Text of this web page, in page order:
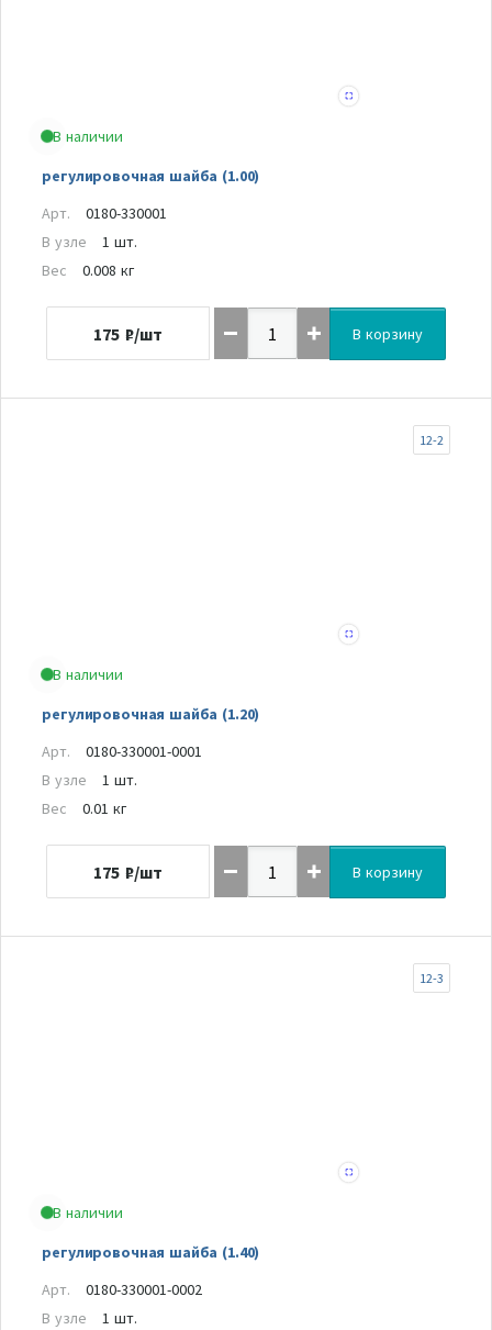
В наличии
регулировочная шайба (1.00)
Арт.
0180-330001
В узле
1 шт.
Вес
0.008 кг
175 ₽/шт В корзину
В наличии
регулировочная шайба (1.20)
12-2
Арт.
0180-330001-0001
В узле
1 шт.
Вес
0.01 кг
175 ₽/шт В корзину
В наличии
регулировочная шайба (1.40)
12-3
Арт.
0180-330001-0002
В узле
1 шт.